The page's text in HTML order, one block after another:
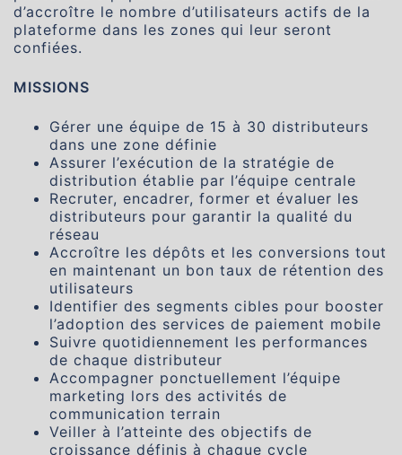
d’accroître le nombre d’utilisateurs actifs de la
plateforme dans les zones qui leur seront
confiées.
MISSIONS
Gérer une équipe de 15 à 30 distributeurs
dans une zone définie
Assurer l’exécution de la stratégie de
distribution établie par l’équipe centrale
Recruter, encadrer, former et évaluer les
distributeurs pour garantir la qualité du
réseau
Accroître les dépôts et les conversions tout
en maintenant un bon taux de rétention des
utilisateurs
Identifier des segments cibles pour booster
l’adoption des services de paiement mobile
Suivre quotidiennement les performances
de chaque distributeur
Accompagner ponctuellement l’équipe
marketing lors des activités de
communication terrain
Veiller à l’atteinte des objectifs de
croissance définis à chaque cycle